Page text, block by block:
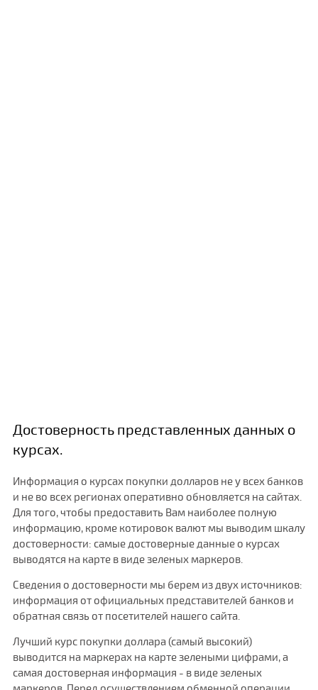
Достоверность представленных данных о
курсах.
Информация о курсах покупки долларов не у всех банков
и не во всех регионах оперативно обновляется на сайтах.
Для того, чтобы предоставить Вам наиболее полную
информацию, кроме котировок валют мы выводим шкалу
достоверности: самые достоверные данные о курсах
выводятся на карте в виде зеленых маркеров.
Сведения о достоверности мы берем из двух источников:
информация от официальных представителей банков и
обратная связь от посетителей нашего сайта.
Лучший курс покупки доллара (самый высокий)
выводится на маркерах на карте зелеными цифрами, а
самая достоверная информация - в виде зеленых